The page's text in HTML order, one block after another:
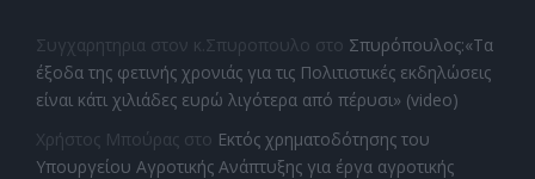
Συγχαρητηρια στον κ.Σπυροπουλο στο Σπυρόπουλος:«Τα
έξοδα της φετινής χρονιάς για τις Πολιτιστικές εκδηλώσεις
είναι κάτι χιλιάδες ευρώ λιγότερα από πέρυσι» (video)
Χρήστος Μπούρας στο Εκτός χρηματοδότησης του
Υπουργείου Αγροτικής Ανάπτυξης για έργα αγροτικής